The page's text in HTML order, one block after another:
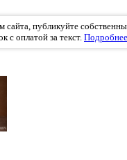
сайта, публикуйте
с оплатой за текст.